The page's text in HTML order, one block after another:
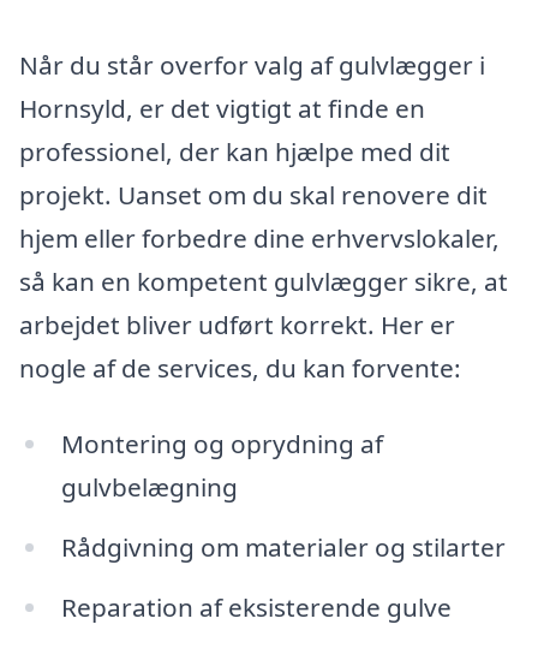
Når du står overfor valg af gulvlægger i
Hornsyld, er det vigtigt at finde en
professionel, der kan hjælpe med dit
projekt. Uanset om du skal renovere dit
hjem eller forbedre dine erhvervslokaler,
så kan en kompetent gulvlægger sikre, at
arbejdet bliver udført korrekt. Her er
nogle af de services, du kan forvente:
Montering og oprydning af
gulvbelægning
Rådgivning om materialer og stilarter
Reparation af eksisterende gulve